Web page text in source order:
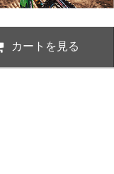
カートを見る